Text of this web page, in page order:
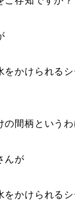
をかけられるシ
の間柄というわ
んが
をかけられるシ